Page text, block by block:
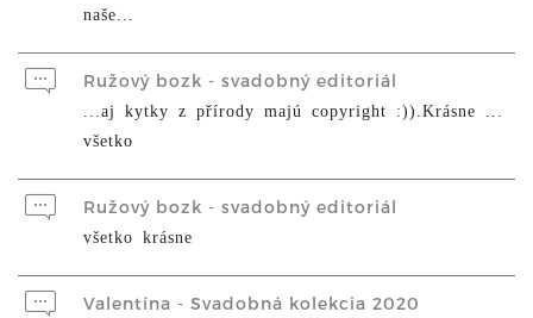
naše...
Ružový bozk - svadobný editoriál
...aj kytky z přírody majú copyright :)).Krásne ...
všetko
Ružový bozk - svadobný editoriál
všetko krásne
Valentína - Svadobná kolekcia 2020